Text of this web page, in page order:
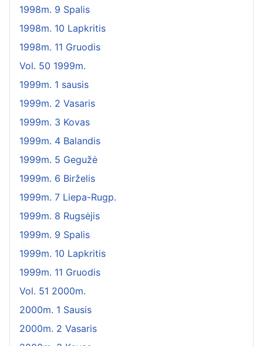
1998m. 9 Spalis
1998m. 10 Lapkritis
1998m. 11 Gruodis
Vol. 50 1999m.
1999m. 1 sausis
1999m. 2 Vasaris
1999m. 3 Kovas
1999m. 4 Balandis
1999m. 5 Gegužė
1999m. 6 Birželis
1999m. 7 Liepa-Rugp.
1999m. 8 Rugsėjis
1999m. 9 Spalis
1999m. 10 Lapkritis
1999m. 11 Gruodis
Vol. 51 2000m.
2000m. 1 Sausis
2000m. 2 Vasaris